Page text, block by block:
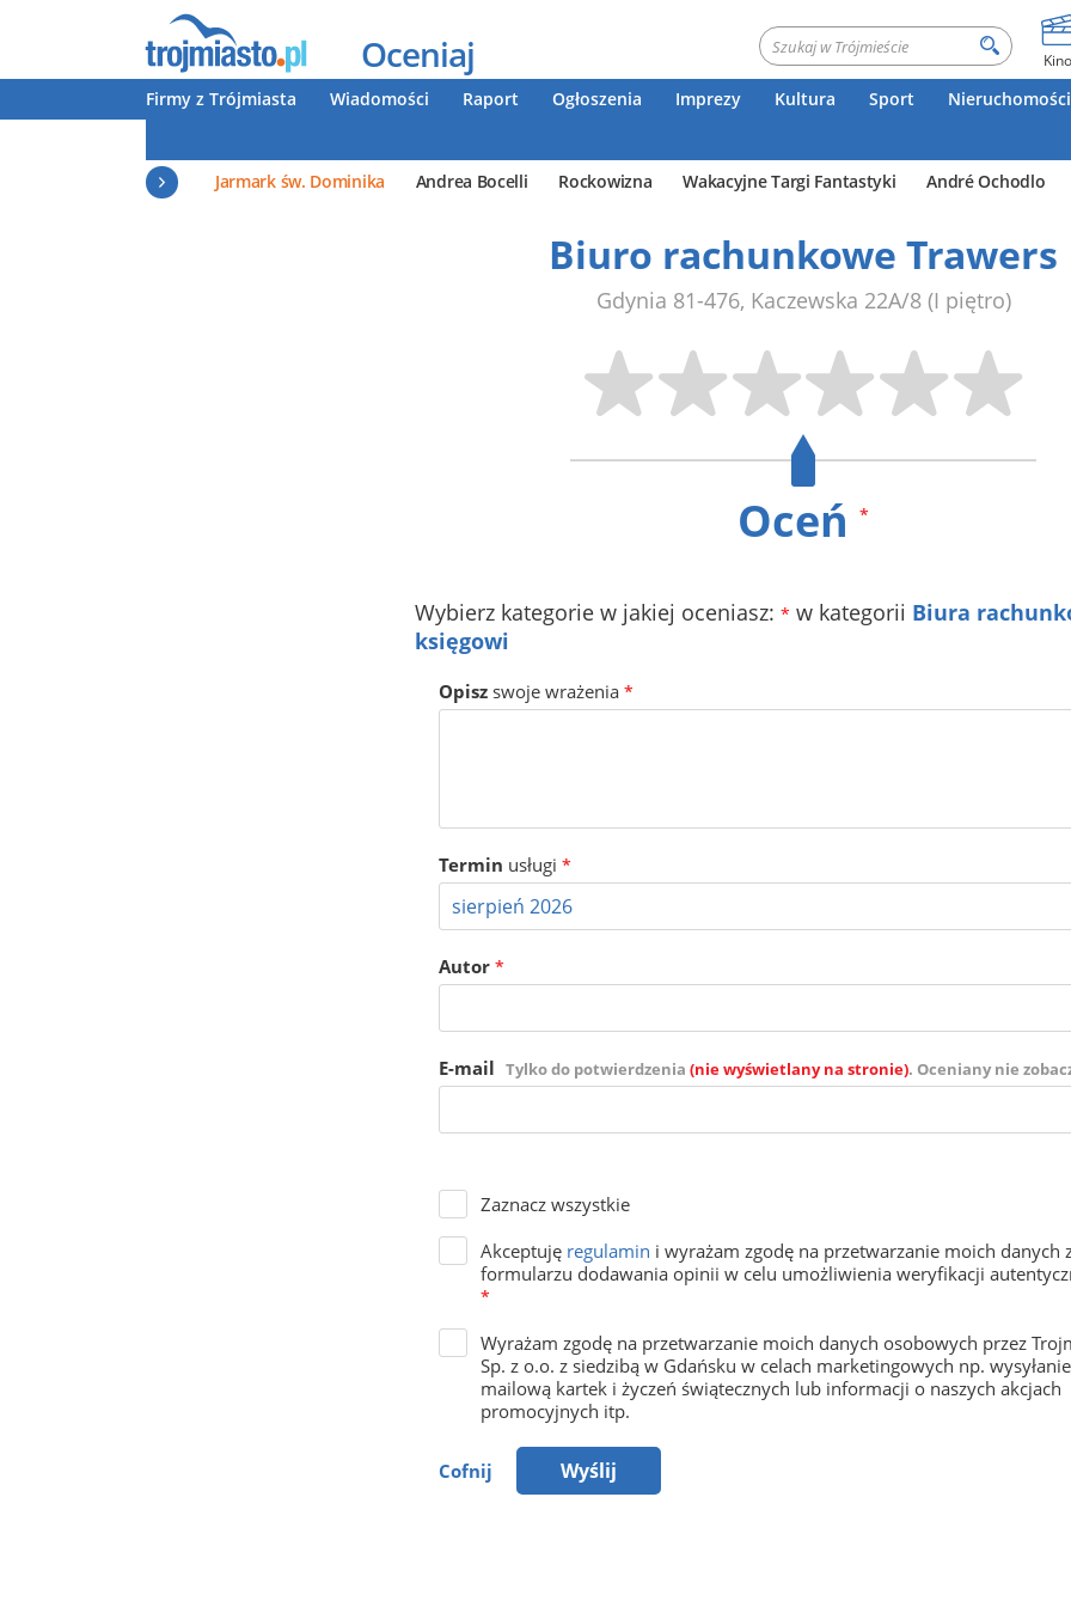
Oceniaj Kino
Firmy z Trójmiasta Wiadomości Raport Ogłoszenia Imprezy Kultura Sport Nieruchomości
Jarmark św. Dominika
Andrea Bocelli Rockowizna Wakacyjne Targi Fantastyki André Ochodlo
Biuro rachunkowe Trawers
Gdynia 81-476, Kaczewska 22A/8 (I piętro)
Oceń *
Wybierz kategorie w jakiej oceniasz: * w kategorii Biura
księgowi
Opisz swoje wrażenia *
Termin usługi *
Autor *
E-mail Tylko do potwierdzenia (nie wyświetlany na stronie). Oceniany nie
Zaznacz wszystkie
Akceptuję regulamin i wyrażam zgodę na przetwarzanie moich danych
formularzu dodawania opinii w celu umożliwienia weryfikacji
*
Wyrażam zgodę na przetwarzanie moich danych osobowych przez
Sp. z o.o. z siedzibą w Gdańsku w celach marketingowych np.
mailową kartek i życzeń świątecznych lub informacji o naszych akcjach
promocyjnych itp.
Cofnij Wyślij